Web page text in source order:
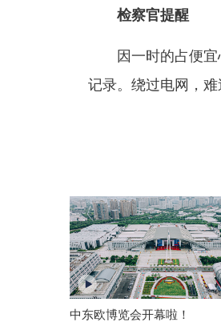
检察官提醒
因一时的占便宜心
记录。绕过电网，
中东欧博览会开幕啦！